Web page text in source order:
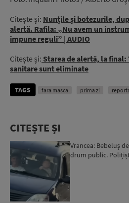
Citește și: Nunțile și botezurile,
alertă. Rafila: „Nu avem un
impune reguli” | AUDIO
Citește și: Starea de alertă, la
sanitare sunt eliminate
TAGS fara masca prima zi
CITEȘTE ȘI
Vrancea: Bebeluș
drum public.